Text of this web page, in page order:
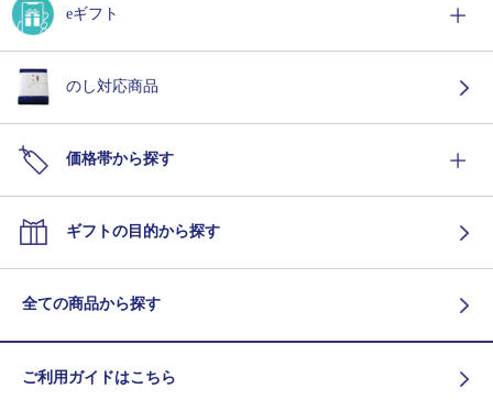
eギフト
のし対応商品
価格帯から探す
ギフトの目的から探す
全ての商品から探す
ご利用ガイドはこちら